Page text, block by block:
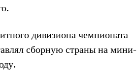
дивизиона чемпионата
сборную страны на мини-